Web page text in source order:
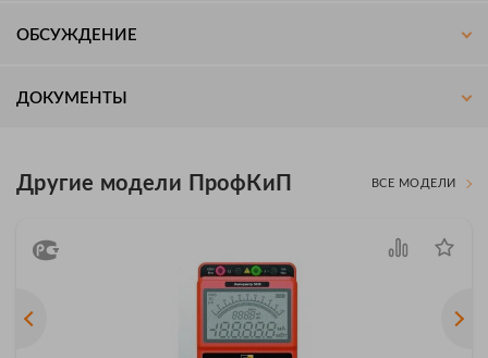
ОБСУЖДЕНИЕ
ДОКУМЕНТЫ
Другие модели ПрофКиП ВСЕ МОДЕЛИ